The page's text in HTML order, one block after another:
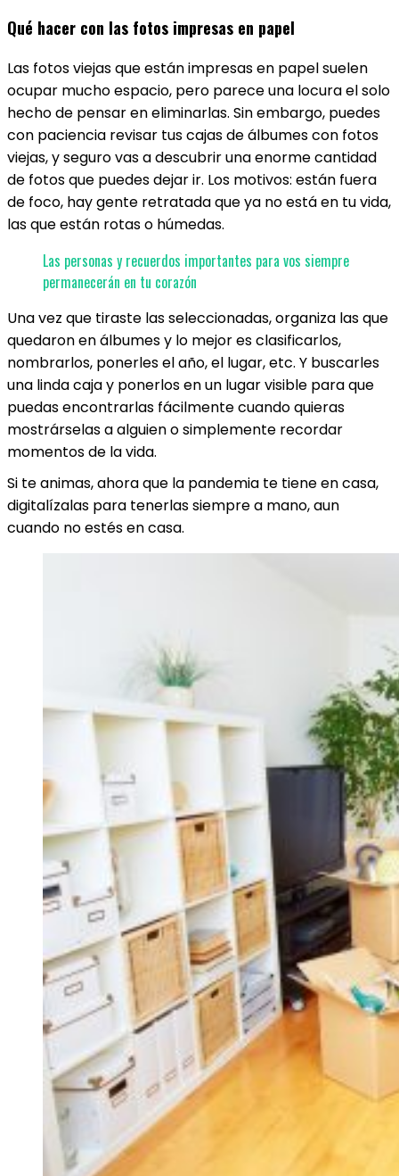
Qué hacer con las fotos impresas en papel
Las fotos viejas que están impresas en papel suelen
ocupar mucho espacio, pero parece una locura el solo
hecho de pensar en eliminarlas. Sin embargo, puedes
con paciencia revisar tus cajas de álbumes con fotos
viejas, y seguro vas a descubrir una enorme cantidad
de fotos que puedes dejar ir. Los motivos: están fuera
de foco, hay gente retratada que ya no está en tu vida,
las que están rotas o húmedas.
Las personas y recuerdos importantes para vos siempre
permanecerán en tu corazón
Una vez que tiraste las seleccionadas, organiza las que
quedaron en álbumes y lo mejor es clasificarlos,
nombrarlos, ponerles el año, el lugar, etc. Y buscarles
una linda caja y ponerlos en un lugar visible para que
puedas encontrarlas fácilmente cuando quieras
mostrárselas a alguien o simplemente recordar
momentos de la vida.
Si te animas, ahora que la pandemia te tiene en casa,
digitalízalas para tenerlas siempre a mano, aun
cuando no estés en casa.